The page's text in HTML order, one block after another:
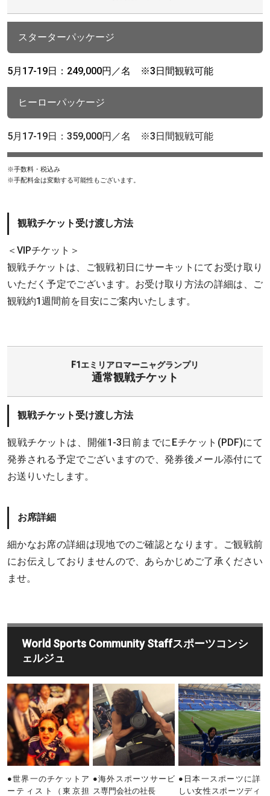
スターターパッケージ
5月17-19日：249,000円／名 ※3日間観戦可能
ヒーローパッケージ
5月17-19日：359,000円／名 ※3日間観戦可能
※手数料・税込み
※手配料金は変動する可能性もございます。
観戦チケット受け渡し方法
＜VIPチケット＞
観戦チケットは、ご観戦初日にサーキットにてお受け取り
いただく予定でございます。お受け取り方法の詳細は、ご
観戦約1週間前を目安にご案内いたします。
F1エミリアロマーニャグランプリ
通常観戦チケット
観戦チケット受け渡し方法
観戦チケットは、開催1-3日前までにEチケット(PDF)にて
発券される予定でございますので、発券後メール添付にて
お送りいたします。
お席詳細
細かなお席の詳細は現地でのご確認となります。ご観戦前
にお伝えしておりませんので、あらかじめご了承ください
ませ。
World Sports Community Staffスポーツコンシ
ェルジュ
●世界一のチケットア
ーティスト（東京担
●海外スポーツサービ
ス専門会社の社長
●日本一スポーツに詳
しい女性スポーツディ